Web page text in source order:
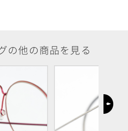
の他の商品を見る